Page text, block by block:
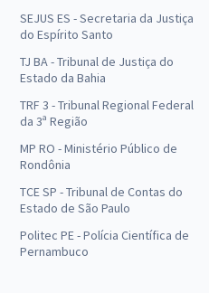
SEJUS ES - Secretaria da Justiça
do Espírito Santo
TJ BA - Tribunal de Justiça do
Estado da Bahia
TRF 3 - Tribunal Regional Federal
da 3ª Região
MP RO - Ministério Público de
Rondônia
TCE SP - Tribunal de Contas do
Estado de São Paulo
Politec PE - Polícia Científica de
Pernambuco